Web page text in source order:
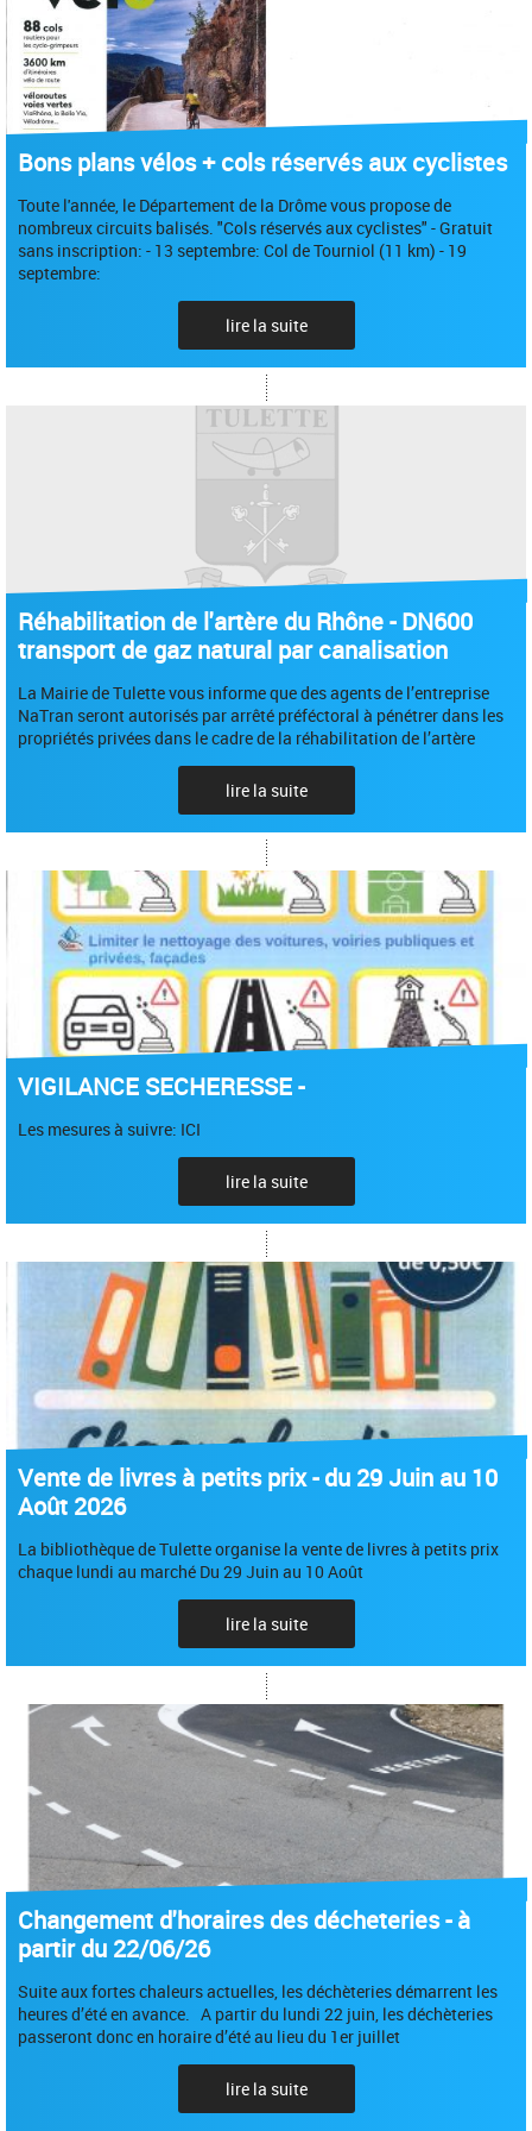
Bons plans vélos + cols réservés aux cyclistes
Toute l'année, le Département de la Drôme vous propose de
nombreux circuits balisés. "Cols réservés aux cyclistes" - Gratuit
sans inscription: - 13 septembre: Col de Tourniol (11 km) - 19
septembre:
lire la suite
Réhabilitation de l'artère du Rhône - DN600
transport de gaz natural par canalisation
La Mairie de Tulette vous informe que des agents de l’entreprise
NaTran seront autorisés par arrêté préféctoral à pénétrer dans les
propriétés privées dans le cadre de la réhabilitation de l’artère
lire la suite
VIGILANCE SECHERESSE -
Les mesures à suivre: ICI
lire la suite
Vente de livres à petits prix - du 29 Juin au 10
Août 2026
La bibliothèque de Tulette organise la vente de livres à petits prix
chaque lundi au marché Du 29 Juin au 10 Août
lire la suite
Changement d'horaires des décheteries - à
partir du 22/06/26
Suite aux fortes chaleurs actuelles, les déchèteries démarrent les
heures d’été en avance. A partir du lundi 22 juin, les déchèteries
passeront donc en horaire d’été au lieu du 1er juillet
lire la suite